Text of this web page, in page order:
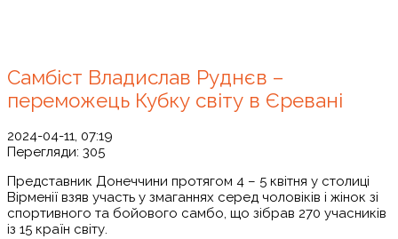
Самбіст Владислав Руднєв –
переможець Кубку світу в Єревані
2024-04-11, 07:19
Перегляди: 305
Представник Донеччини протягом 4 – 5 квітня у столиці
Вірменії взяв участь у змаганнях серед чоловіків і жінок зі
спортивного та бойового самбо, що зібрав 270 учасників
із 15 країн світу.